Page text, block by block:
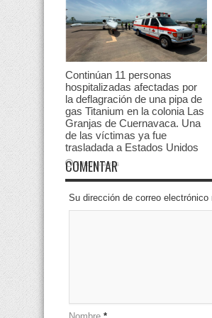
Continúan 11 personas
hospitalizadas afectadas por
la deflagración de una pipa de
gas Titanium en la colonia Las
Granjas de Cuernavaca. Una
de las víctimas ya fue
trasladada a Estados Unidos
4 horas atras
COMENTAR
Su dirección de correo